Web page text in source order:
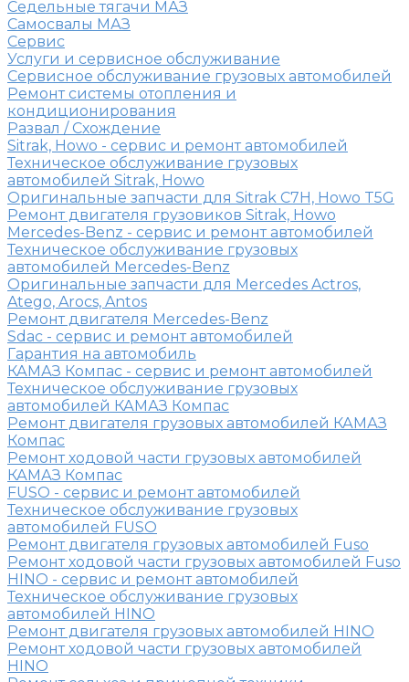
Седельные тягачи МАЗ
Самосвалы МАЗ
Сервис
Услуги и сервисное обслуживание
Сервисное обслуживание грузовых автомобилей
Ремонт системы отопления и
кондиционирования
Развал / Схождение
Sitrak, Howo - сервис и ремонт автомобилей
Техническое обслуживание грузовых
автомобилей Sitrak, Howo
Оригинальные запчасти для Sitrak C7H, Howo T5G
Ремонт двигателя грузовиков Sitrak, Howo
Mercedes-Benz - сервис и ремонт автомобилей
Техническое обслуживание грузовых
автомобилей Mercedes-Benz
Оригинальные запчасти для Mercedes Actros,
Atego, Arocs, Antos
Ремонт двигателя Mercedes-Benz
Sdac - сервис и ремонт автомобилей
Гарантия на автомобиль
КАМАЗ Компас - сервис и ремонт автомобилей
Техническое обслуживание грузовых
автомобилей КАМАЗ Компас
Ремонт двигателя грузовых автомобилей КАМАЗ
Компас
Ремонт ходовой части грузовых автомобилей
КАМАЗ Компас
FUSO - сервис и ремонт автомобилей
Техническое обслуживание грузовых
автомобилей FUSO
Ремонт двигателя грузовых автомобилей Fuso
Ремонт ходовой части грузовых автомобилей Fuso
HINO - сервис и ремонт автомобилей
Техническое обслуживание грузовых
автомобилей HINO
Ремонт двигателя грузовых автомобилей HINO
Ремонт ходовой части грузовых автомобилей
HINO